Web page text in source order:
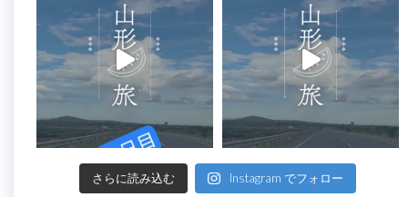
さらに読み込む Instagram でフォロー